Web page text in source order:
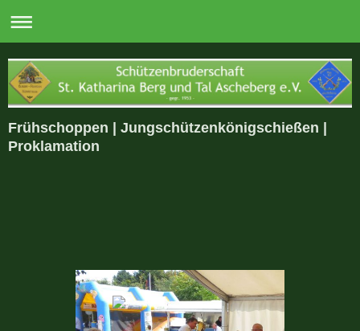
Frühschoppen | Jungschützenkönigschießen |
Proklamation